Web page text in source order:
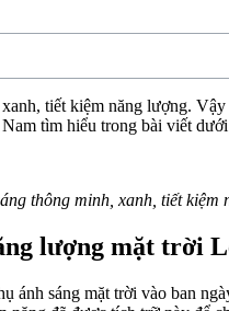
tiết kiệm năng lượng.
tìm hiểu trong bài viết
thông minh, xanh, tiết kiệm
lượng mặt trời
ánh sáng mặt trời vào ban